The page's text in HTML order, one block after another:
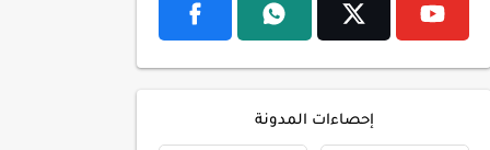
إحصاءات المدونة